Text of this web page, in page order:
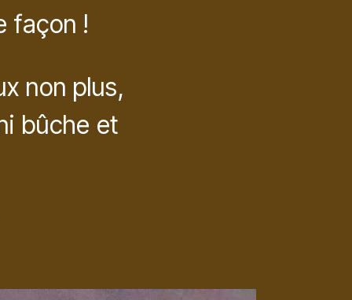
façon !
non plus,
bûche et